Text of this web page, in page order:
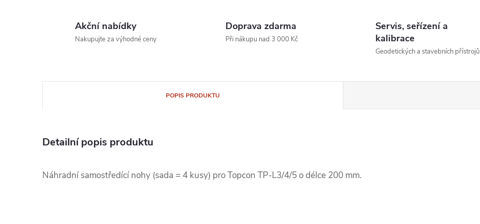
Akční nabídky
Nakupujte za výhodné ceny
Doprava zdarma
Při nákupu nad 3 000 Kč
Servis, seřízení a
kalibrace
Geodetických a stavebních přístrojů
POPIS PRODUKTU
Detailní popis produktu
Náhradní samostředící nohy (sada = 4 kusy) pro Topcon TP-L3/4/5 o délce 200 mm.